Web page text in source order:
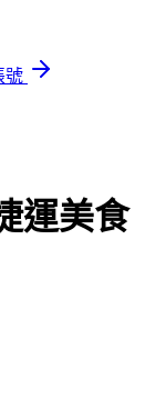
號
運美食